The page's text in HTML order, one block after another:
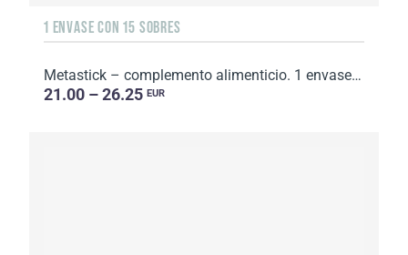
1 ENVASE CON 15 SOBRES
Metastick – complemento alimenticio. 1 envase con 15 sobres. Volumen: 300 ml (15 sobres x 20 ml).
21.00 – 26.25 EUR